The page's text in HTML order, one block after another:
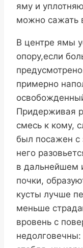
яму и
можно сажать
В центре ямы
опору,если
примерно
Придерживая
смесь к кому,
был посажен с
него
в дальнейшем
почки,
кусты лучше
меньше
вровень с
недолговечны: